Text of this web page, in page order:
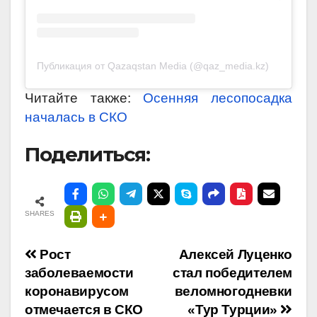
Публикация от Qazaqstan Media (@qaz_media.kz)
Читайте также: Осенняя лесопосадка
началась в СКО
Поделиться:
SHARES
Навигация
по
Алексей Луценко
стал победителем
веломногодневки
«Тур Турции»
Рост
заболеваемости
коронавирусом
отмечается в СКО